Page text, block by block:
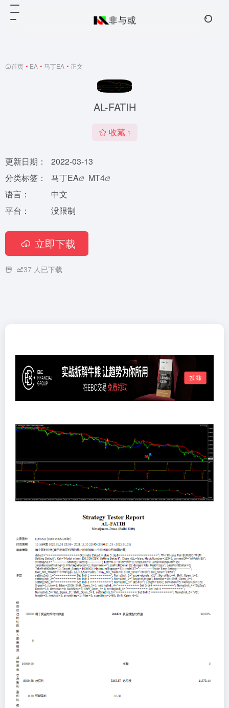
首页 • EA • 马丁EA • 正文
AL-FATIH
收藏 1
更新日期：
2022-03-13
分类标签：
马丁EA
MT4
语言：
中文
平台：
没限制
立即下载
37 人已下载